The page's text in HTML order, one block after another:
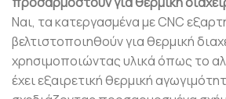
Ναι, τα κατεργασμένα με CNC
βελτιστοποιηθούν για θερμική
χρησιμοποιώντας υλικά όπως το
έχει εξαιρετική θερμική